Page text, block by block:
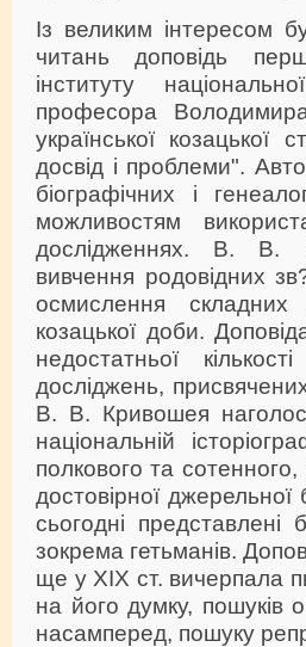
Із великим інтересом
читань доповідь
інституту
професора
української козацької
досвід і проблеми".
біографічних і
можливостям
дослідженнях. В. В.
вивчення родовідних
осмислення складних
козацької доби.
недостатньої
досліджень,
В. В. Кривошея
національній
полкового та
достовірної
сьогодні представлені
зокрема гетьманів.
ще у ХІХ ст. вичерпала
на його думку, пошуків
насамперед, пошуку